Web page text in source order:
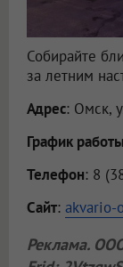
Собирайте
за летним
Адрес: Омск,
График работы
Телефон: 8
Сайт: akvario-
Реклама.